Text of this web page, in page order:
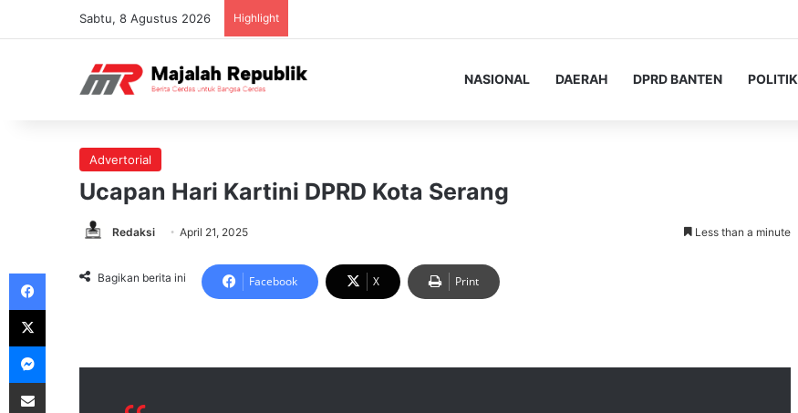
Sabtu, 8 Agustus 2026 Highlight
NASIONAL DAERAH DPRD BANTEN POLITIK
Advertorial
Ucapan Hari Kartini DPRD Kota Serang
Redaksi April 21, 2025 Less than a minute
Bagikan berita ini Facebook X Print
Facebook
X
Messenger
Share via Email